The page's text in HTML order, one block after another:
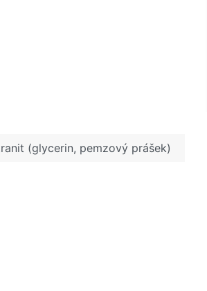
(glycerin, pemzový prášek)